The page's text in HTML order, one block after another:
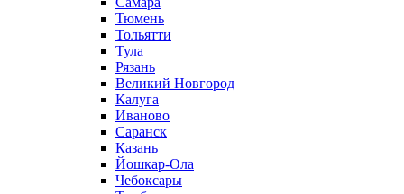
Тюмень
Тольятти
Тула
Рязань
Великий Новгород
Калуга
Иваново
Саранск
Казань
Йошкар-Ола
Чебоксары